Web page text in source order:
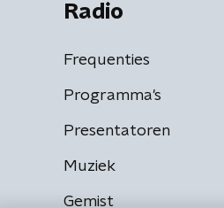
Radio
Frequenties
Programma's
Presentatoren
Muziek
Gemist